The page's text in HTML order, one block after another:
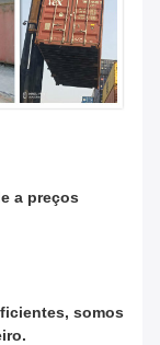
a preços
somos